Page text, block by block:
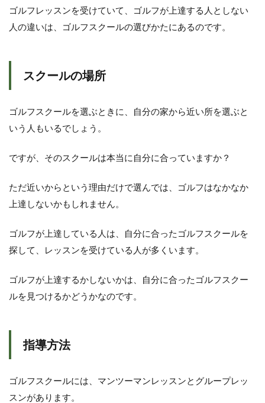
選
び
道
違
い
ゴ
が
上
る
人
な
い
人
い
ゴルフレッスンを受けていて、ゴルフが上達する人としない
人の違いは、ゴルフスクールの選びかたにあるのです。
スクールの場所
ゴルフスクールを選ぶときに、自分の家から近い所を選ぶと
いう人もいるでしょう。
ですが、そのスクールは本当に自分に合っていますか？
ただ近いからという理由だけで選んでは、ゴルフはなかなか
上達しないかもしれません。
ゴルフが上達している人は、自分に合ったゴルフスクールを
探して、レッスンを受けている人が多くいます。
ゴルフが上達するかしないかは、自分に合ったゴルフスクー
ルを見つけるかどうかなのです。
指導方法
ゴルフスクールには、マンツーマンレッスンとグループレッ
スンがあります。